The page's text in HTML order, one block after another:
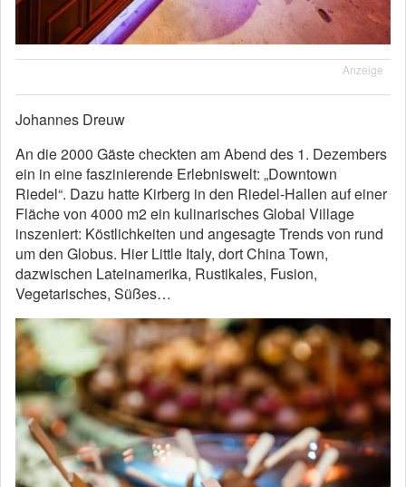
Anzeige
Johannes Dreuw
An die 2000 Gäste checkten am Abend des 1. Dezembers
ein in eine faszinierende Erlebniswelt: „Downtown
Riedel“. Dazu hatte Kirberg in den Riedel-Hallen auf einer
Fläche von 4000 m2 ein kulinarisches Global Village
inszeniert: Köstlichkeiten und angesagte Trends von rund
um den Globus. Hier Little Italy, dort China Town,
dazwischen Lateinamerika, Rustikales, Fusion,
Vegetarisches, Süßes…